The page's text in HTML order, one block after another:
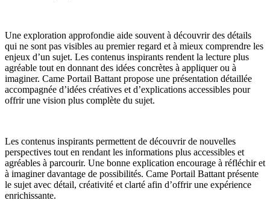
Une exploration approfondie aide souvent à découvrir des détails
qui ne sont pas visibles au premier regard et à mieux comprendre les
enjeux d’un sujet. Les contenus inspirants rendent la lecture plus
agréable tout en donnant des idées concrètes à appliquer ou à
imaginer. Came Portail Battant propose une présentation détaillée
accompagnée d’idées créatives et d’explications accessibles pour
offrir une vision plus complète du sujet.
Les contenus inspirants permettent de découvrir de nouvelles
perspectives tout en rendant les informations plus accessibles et
agréables à parcourir. Une bonne explication encourage à réfléchir et
à imaginer davantage de possibilités. Came Portail Battant présente
le sujet avec détail, créativité et clarté afin d’offrir une expérience
enrichissante.